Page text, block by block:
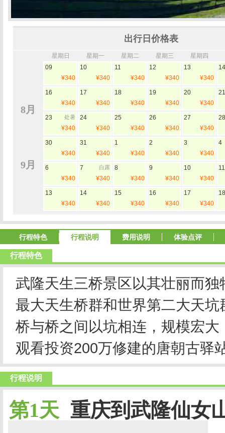
出行日价格表
8月
9月
星期日 星期一 星期二 星期三 星期四
09
¥340
10
¥340
11
¥340
12
¥340
13
¥340
14
16
¥340
17
¥340
18
¥340
19
¥340
20
¥340
21
23 处暑
¥340
24
¥340
25
¥340
26
¥340
27
¥340
28
30
¥340
31
¥340
1
¥340
2
¥340
3
¥340
4
6
¥340
7 白露
¥340
8
¥340
9
¥340
10
¥340
11
13
¥340
14
¥340
15
¥340
16
¥340
17
¥340
18
行程特色 行程说明 费用说明 体验点评
行程特色
武隆天生三桥景区以其壮丽而独
最大天生桥群和世界第二大天
桥与桥之间以坑相连，规模宏
观看投资200万修建的唐朝古驿
行程说明
第1天 重庆到武隆仙女